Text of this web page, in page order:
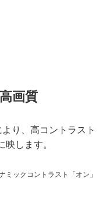
画質
り、高コントラスト
します。
ックコントラスト「オン」